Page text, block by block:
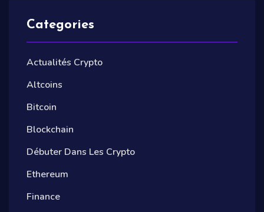
Categories
Actualités Crypto
Altcoins
Bitcoin
Blockchain
Débuter Dans Les Crypto
Ethereum
Finance